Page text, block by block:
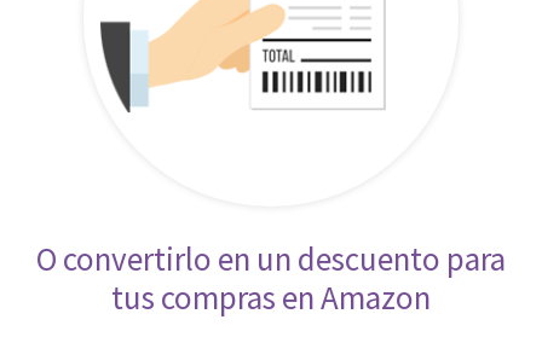
O convertirlo en un descuento para
tus compras en Amazon